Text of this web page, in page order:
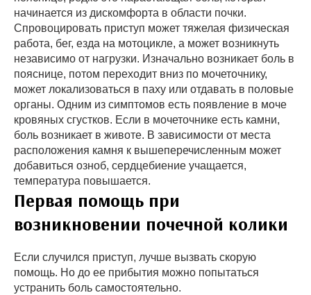
начинается из дискомфорта в области почки.
Спровоцировать приступ может тяжелая физическая
работа, бег, езда на мотоцикле, а может возникнуть
независимо от нагрузки. Изначально возникает боль в
пояснице, потом переходит вниз по мочеточнику,
может локализоваться в паху или отдавать в половые
органы. Одним из симптомов есть появление в моче
кровяных сгустков. Если в мочеточнике есть камни,
боль возникает в животе. В зависимости от места
расположения камня к вышеперечисленным может
добавиться озноб, сердцебиение учащается,
температура повышается.
Первая помощь при
возникновении почечной колики
Если случился приступ, лучше вызвать скорую
помощь. Но до ее прибытия можно попытаться
устранить боль самостоятельно.